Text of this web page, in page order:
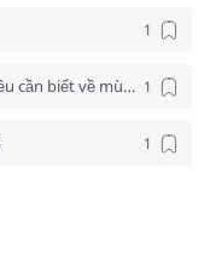
10 điều cần biết về mùa vọng